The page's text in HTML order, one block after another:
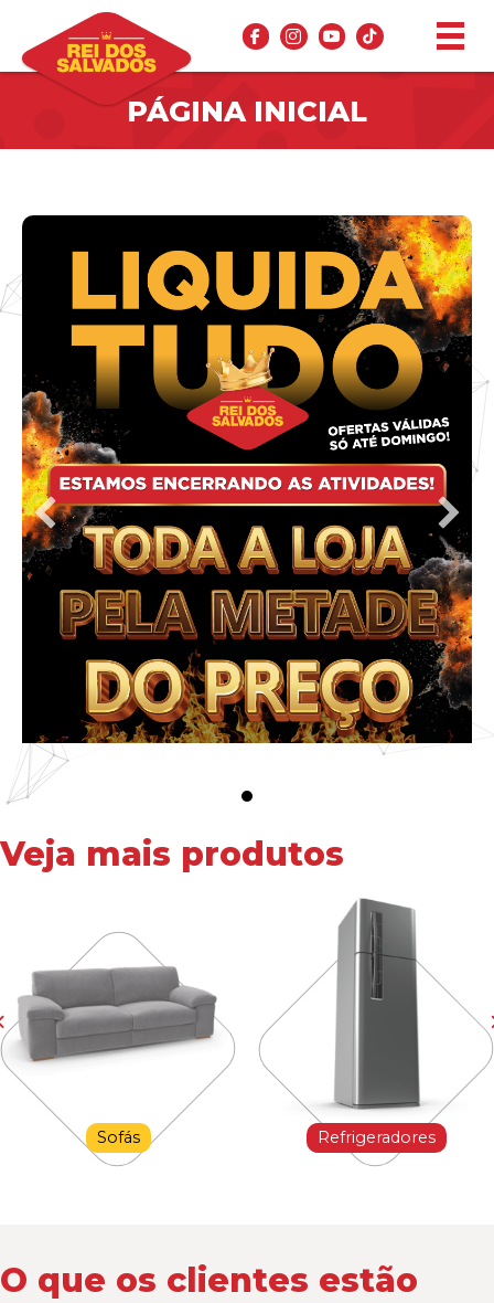
PÁGINA INICIAL
Veja mais produtos
Sofás Refrigeradores
O que os clientes estão